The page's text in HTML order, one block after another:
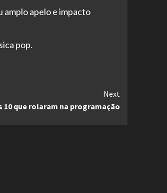
apelo e impacto
pop.
Next
10 que rolaram na programação